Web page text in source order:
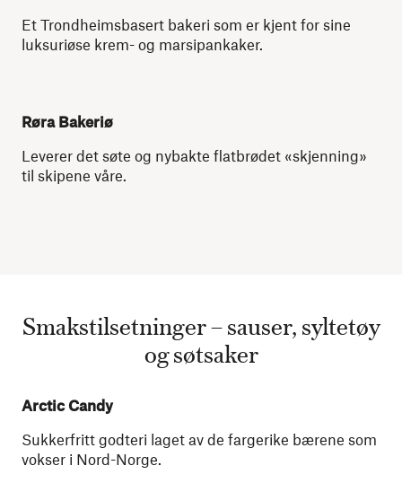
Et Trondheimsbasert bakeri som er kjent for sine
luksuriøse krem- og marsipankaker.
Røra Bakeriø
Leverer det søte og nybakte flatbrødet «skjenning»
til skipene våre.
Smakstilsetninger – sauser, syltetøy
og søtsaker
Arctic Candy
Sukkerfritt godteri laget av de fargerike bærene som
vokser i Nord-Norge.